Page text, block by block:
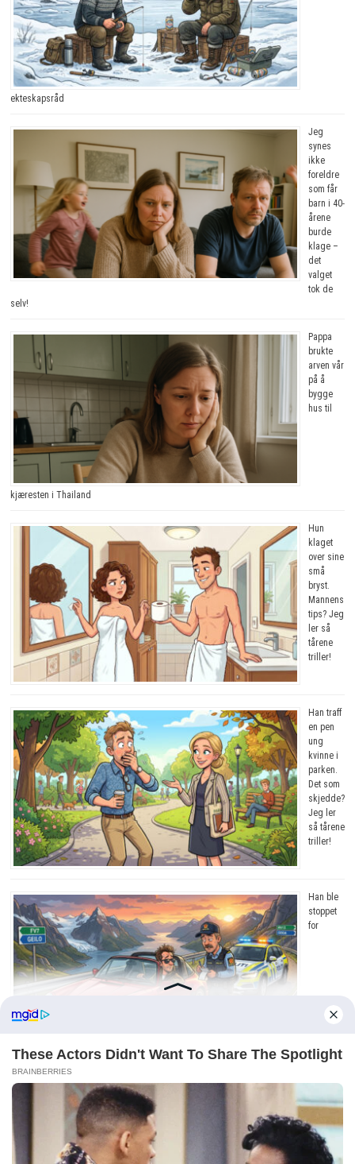
ekteskapsråd
Jeg
synes
ikke
foreldre
som får
barn i 40-
årene
burde
klage –
det
valget
tok de
selv!
Pappa
brukte
arven vår
på å
bygge
hus til
kjæresten i Thailand
Hun
klaget
over sine
små
bryst.
Mannens
tips? Jeg
ler så
tårene
triller!
Han traff
en pen
ung
kvinne i
parken.
Det som
skjedde?
Jeg ler
så tårene
triller!
Han ble
stoppet
for
råkjøring. Grunnen? Jeg ler så tårene triller!